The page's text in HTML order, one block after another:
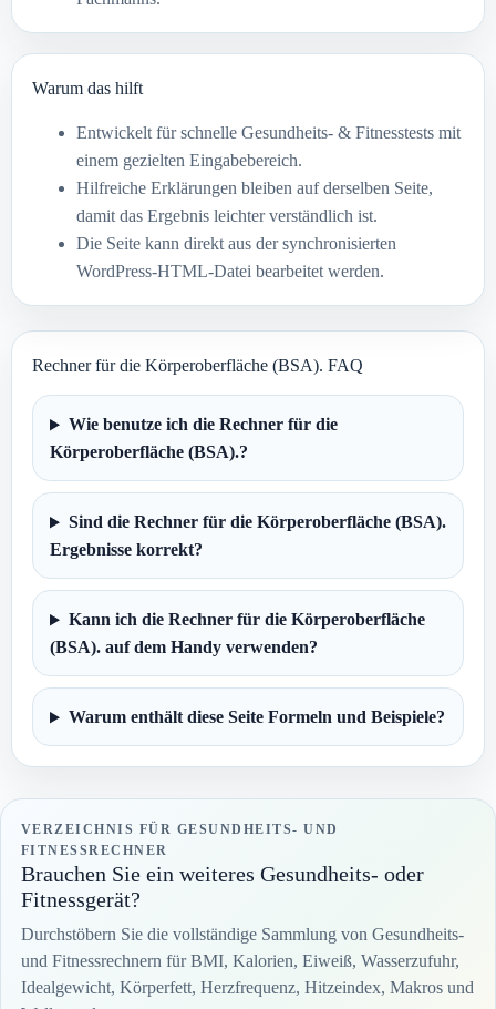
Warum das hilft
Entwickelt für schnelle Gesundheits- & Fitnesstests mit
einem gezielten Eingabebereich.
Hilfreiche Erklärungen bleiben auf derselben Seite,
damit das Ergebnis leichter verständlich ist.
Die Seite kann direkt aus der synchronisierten
WordPress-HTML-Datei bearbeitet werden.
Rechner für die Körperoberfläche (BSA). FAQ
Wie benutze ich die Rechner für die
Körperoberfläche (BSA).?
Sind die Rechner für die Körperoberfläche (BSA).
Ergebnisse korrekt?
Kann ich die Rechner für die Körperoberfläche
(BSA). auf dem Handy verwenden?
Warum enthält diese Seite Formeln und Beispiele?
VERZEICHNIS FÜR GESUNDHEITS- UND
FITNESSRECHNER
Brauchen Sie ein weiteres Gesundheits- oder
Fitnessgerät?
Durchstöbern Sie die vollständige Sammlung von Gesundheits-
und Fitnessrechnern für BMI, Kalorien, Eiweiß, Wasserzufuhr,
Idealgewicht, Körperfett, Herzfrequenz, Hitzeindex, Makros und